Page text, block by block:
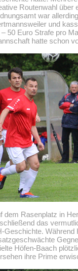
Routenwahl über
war
und
– 50 Euro Strafe pro
hatte schon
dem Rasenplatz in
das
Geschichte. Während
Höfen-Baach
ihre Prime